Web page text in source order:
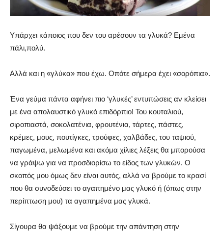
Υπάρχει κάποιος που δεν του αρέσουν τα γλυκά? Εμένα
πάλι,πολύ.
Αλλά και η «γλύκα» που έχω. Οπότε σήμερα έχει «σορόπια».
Ένα γεύμα πάντα αφήνει πιο ‘γλυκές’ εντυπώσεις αν κλείσει
με ένα απολαυστικό γλυκό επιδόρπιο! Του κουταλιού,
σιροπιαστά, σοκολατένια, φρουτένια, τάρτες, πάστες,
κρέμες, μους, πουτίγκες, τρούφες, χαλβάδες, του ταψιού,
παγωμένα, μελωμένα και ακόμα χίλιες λέξεις θα μπορούσα
να γράψω για να προσδιορίσω το είδος των γλυκών. Ο
σκοπός μου όμως δεν είναι αυτός, αλλά να βρούμε το κρασί
που θα συνοδεύσει το αγαπημένο μας γλυκό ή (όπως στην
περίπτωση μου) τα αγαπημένα μας γλυκά.
Σίγουρα θα ψάξουμε να βρούμε την απάντηση στην